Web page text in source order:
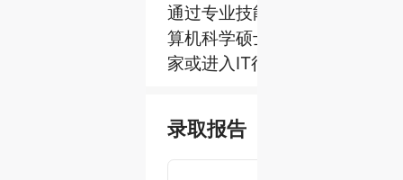
通过专业技能和经验提供基础
算机科学硕士项目适合那些希
家或进入IT行业的人。
录取报告